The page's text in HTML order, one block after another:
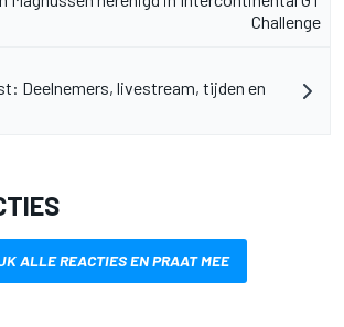
Challenge
Deelnemers, livestream, tijden en
ALLE REACTIES EN PRAAT MEE